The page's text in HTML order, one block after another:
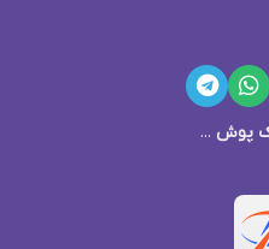
پوش ...